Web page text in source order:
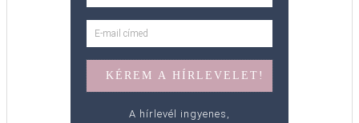
A hírlevél ingyenes,